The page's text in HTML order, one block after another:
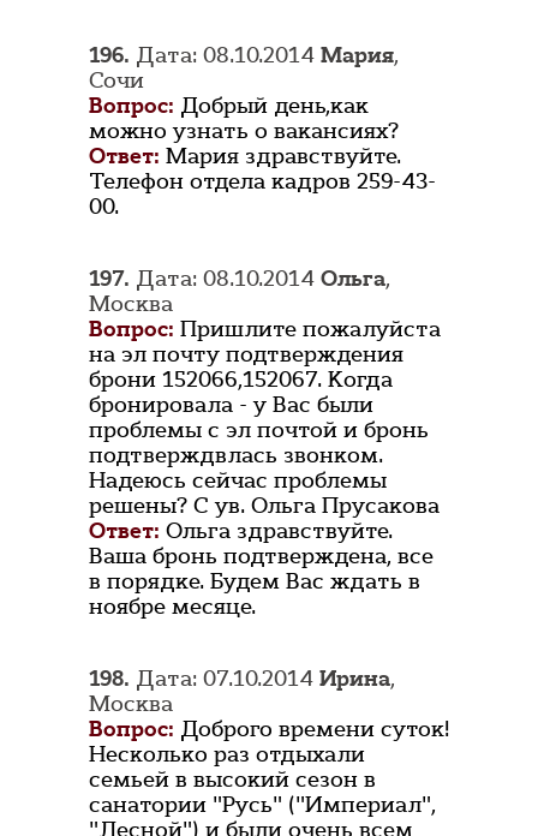
196. Дата: 08.10.2014 Мария,
Сочи
Вопрос: Добрый день,как
можно узнать о вакансиях?
Ответ: Мария здравствуйте.
Телефон отдела кадров 259-43-
00.
197. Дата: 08.10.2014 Ольга,
Москва
Вопрос: Пришлите пожалуйста
на эл почту подтверждения
брони 152066,152067. Когда
бронировала - у Вас были
проблемы с эл почтой и бронь
подтверждвлась звонком.
Надеюсь сейчас проблемы
решены? С ув. Ольга Прусакова
Ответ: Ольга здравствуйте.
Ваша бронь подтверждена, все
в порядке. Будем Вас ждать в
ноябре месяце.
198. Дата: 07.10.2014 Ирина,
Москва
Вопрос: Доброго времени суток!
Несколько раз отдыхали
семьей в высокий сезон в
санатории "Русь" ("Империал",
"Лесной") и были очень всем